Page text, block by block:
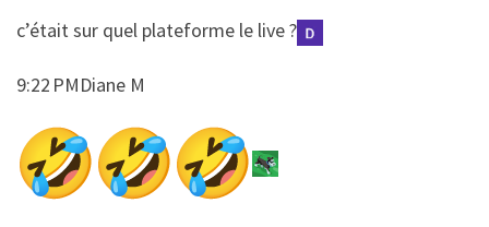
​​c’était sur quel plateforme le live ?
9:22 PMDiane M